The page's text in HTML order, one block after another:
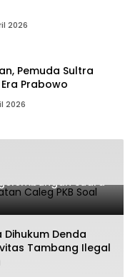
2026
Pemuda Sultra
Prabowo
2026
Suara
Dihukum Denda
Tambang Ilegal